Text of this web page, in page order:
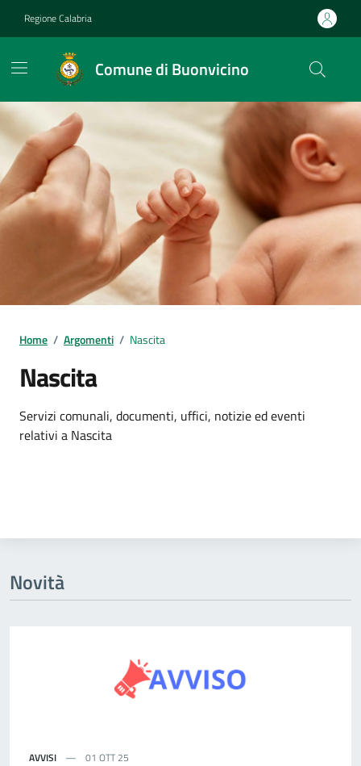
Regione Calabria
Comune di Buonvicino
Home / Argomenti / Nascita
Nascita
Dettagli dell'argomento
Servizi comunali, documenti, uffici, notizie ed eventi
relativi a Nascita
Novità
AVVISI 01 OTT 25